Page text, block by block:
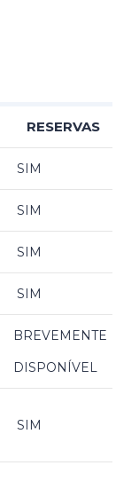
RESERVAS
SIM
SIM
SIM
SIM
BREVEMENTE
DISPONÍVEL
SIM